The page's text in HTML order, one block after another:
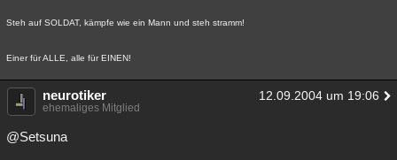
Steh auf SOLDAT, kämpfe wie ein Mann und steh stramm!
Einer für ALLE, alle für EINEN!
neurotiker 12.09.2004 um 19:06
ehemaliges Mitglied
@Setsuna